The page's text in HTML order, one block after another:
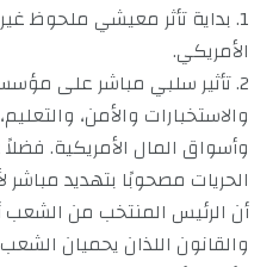
1. بداية تأثر معيشي ملحوظ
الأمريكي.
2. تأثير سلبي مباشر على
والاستخبارات والأمن،
وأسواق المال الأمريكية.
الحريات مصحوبًا بتهديد
أن الرئيس المنتخب من
والقانون اللذان يحميان